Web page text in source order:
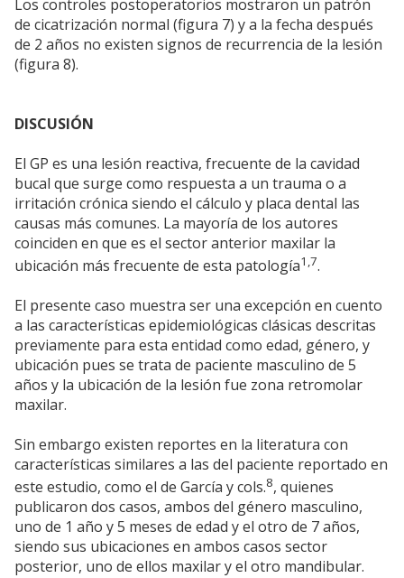
Los controles postoperatorios mostraron un patrón
de cicatrización normal (figura 7) y a la fecha después
de 2 años no existen signos de recurrencia de la lesión
(figura 8).
DISCUSIÓN
El GP es una lesión reactiva, frecuente de la cavidad
bucal que surge como respuesta a un trauma o a
irritación crónica siendo el cálculo y placa dental las
causas más comunes. La mayoría de los autores
coinciden en que es el sector anterior maxilar la
ubicación más frecuente de esta patología1,7.
El presente caso muestra ser una excepción en cuento
a las características epidemiológicas clásicas descritas
previamente para esta entidad como edad, género, y
ubicación pues se trata de paciente masculino de 5
años y la ubicación de la lesión fue zona retromolar
maxilar.
Sin embargo existen reportes en la literatura con
características similares a las del paciente reportado en
este estudio, como el de García y cols.8, quienes
publicaron dos casos, ambos del género masculino,
uno de 1 año y 5 meses de edad y el otro de 7 años,
siendo sus ubicaciones en ambos casos sector
posterior, uno de ellos maxilar y el otro mandibular.